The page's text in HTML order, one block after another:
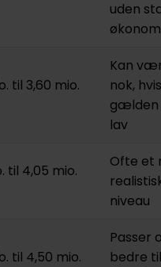
uden
til 3,60 mio.
Kan
nok, hvis
gælden
lav
til 4,05 mio.
Ofte et
niveau
til 4,50 mio.
Passer
bedre